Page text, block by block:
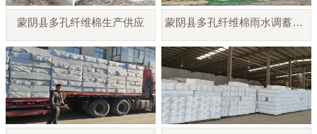
蒙阴县多孔纤维棉生产供应 蒙阴县多孔纤维棉雨水调蓄模块